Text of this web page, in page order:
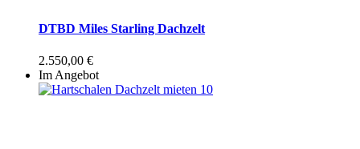
DTBD Miles Starling Dachzelt
2.550,00 €
Im Angebot